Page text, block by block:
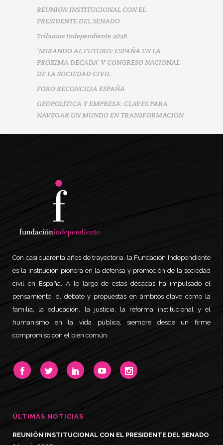
REUNIÓN INSTITUCIONAL CON EL
PRESIDENTE DEL SENADO
Tribunas Independiente 2026
‘MIRANDO AL FUTURO: ESPAÑA EN LA
PRÓXIMA DÉCADA’ V CONGRESO NACIONAL
DE LA SOCIEDAD CIVIL
FORO RECONCILIA ESPAÑA
GEOPOLÍTICA Y EMPRESA: CLAVES PARA
NAVEGAR UN MUNDO EN TRANSFORMACIÓN
Con casi cuarenta años de trayectoria, la Fundación Independiente
es la institución pionera en la defensa y promoción de la sociedad
civil en España. A lo largo de estas décadas ha impulsado el
pensamiento, el debate y propuestas en ámbitos clave como la
familia, la educación, la justicia, la reforma institucional y el
humanismo en la vida pública, siempre desde un firme
compromiso con el bien común.
ÚLTIMAS NOTICIAS
REUNIÓN INSTITUCIONAL CON EL PRESIDENTE DEL SENADO